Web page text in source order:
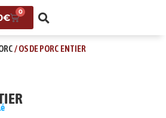
€
0
/ OS DE PORC ENTIER